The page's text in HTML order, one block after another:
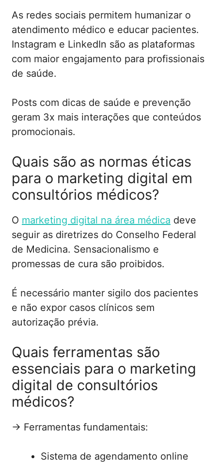
As redes sociais permitem humanizar o
atendimento médico e educar pacientes.
Instagram e LinkedIn são as plataformas
com maior engajamento para profissionais
de saúde.
Posts com dicas de saúde e prevenção
geram 3x mais interações que conteúdos
promocionais.
Quais são as normas éticas
para o marketing digital em
consultórios médicos?
O marketing digital na área médica deve
seguir as diretrizes do Conselho Federal
de Medicina. Sensacionalismo e
promessas de cura são proibidos.
É necessário manter sigilo dos pacientes
e não expor casos clínicos sem
autorização prévia.
Quais ferramentas são
essenciais para o marketing
digital de consultórios
médicos?
→ Ferramentas fundamentais:
Sistema de agendamento online